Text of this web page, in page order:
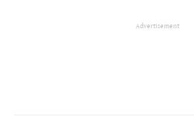
Advertisement